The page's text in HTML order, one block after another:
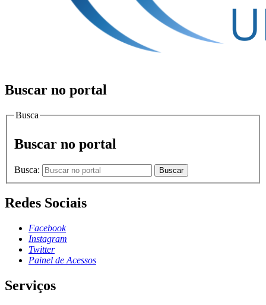
Buscar no portal
Busca
Buscar no portal
Busca: Buscar
Redes Sociais
Facebook
Instagram
Twitter
Painel de Acessos
Serviços